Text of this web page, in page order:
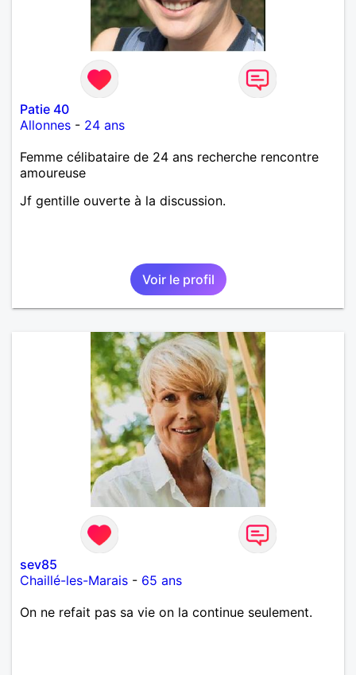
Patie 40
Allonnes - 24 ans
Femme célibataire de 24 ans recherche rencontre
amoureuse
Jf gentille ouverte à la discussion.
Voir le profil
sev85
Chaillé-les-Marais - 65 ans
On ne refait pas sa vie on la continue seulement.